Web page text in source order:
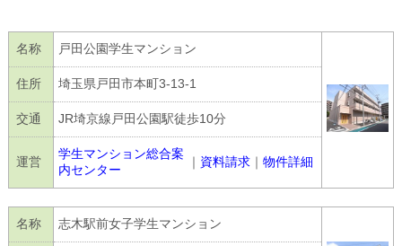
名称 戸田公園学生マンション
住所 埼玉県戸田市本町3-13-1
交通 JR埼京線戸田公園駅徒歩10分
運営
学生マンション総合案
内センター
｜ 資料請求｜ 物件詳細
名称 志木駅前女子学生マンション